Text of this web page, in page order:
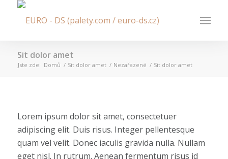
Sit dolor amet
Jste zde: Domů / Sit dolor amet / Nezařazené / Sit dolor amet
Lorem ipsum dolor sit amet, consectetuer
adipiscing elit. Duis risus. Integer pellentesque
quam vel velit. Donec iaculis gravida nulla. Nullam
eget nisl. In rutrum. Aenean fermentum risus id